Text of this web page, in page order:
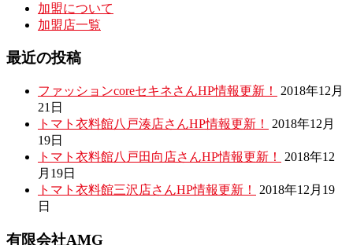
加盟について
加盟店一覧
最近の投稿
ファッションcoreセキネさんHP情報更新！
2018年12月
21日
トマト衣料館八戸湊店さんHP情報更新！
2018年12月
19日
トマト衣料館八戸田向店さんHP情報更新！
2018年12
月19日
トマト衣料館三沢店さんHP情報更新！
2018年12月19
日
有限会社AMG